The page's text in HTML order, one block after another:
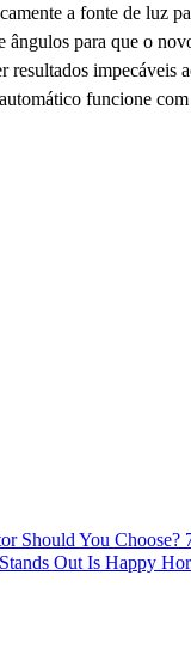
a fonte de luz
ângulos para que o
resultados impecáveis
funcione
Should You Choose?
Out Is Happy